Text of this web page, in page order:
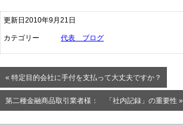
更新日2010年9月21日
カテゴリー 代表 ブログ
« 特定目的会社に手付を支払って大丈夫ですか？
第二種金融商品取引業者様： 「社内記録」の重要性 »